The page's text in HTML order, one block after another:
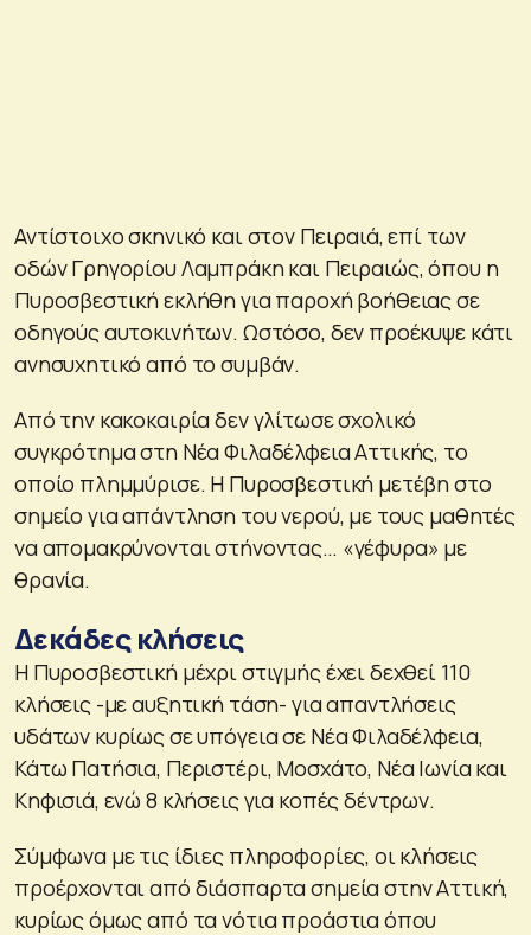
Αντίστοιχο σκηνικό και στον Πειραιά, επί των
οδών Γρηγορίου Λαμπράκη και Πειραιώς, όπου η
Πυροσβεστική εκλήθη για παροχή βοήθειας σε
οδηγούς αυτοκινήτων. Ωστόσο, δεν προέκυψε κάτι
ανησυχητικό από το συμβάν.
Από την κακοκαιρία δεν γλίτωσε σχολικό
συγκρότημα στη Νέα Φιλαδέλφεια Αττικής, το
οποίο πλημμύρισε. Η Πυροσβεστική μετέβη στο
σημείο για απάντληση του νερού, με τους μαθητές
να απομακρύνονται στήνοντας… «γέφυρα» με
θρανία.
Δεκάδες κλήσεις
Η Πυροσβεστική μέχρι στιγμής έχει δεχθεί 110
κλήσεις -με αυξητική τάση- για απαντλήσεις
υδάτων κυρίως σε υπόγεια σε Νέα Φιλαδέλφεια,
Κάτω Πατήσια, Περιστέρι, Μοσχάτο, Νέα Ιωνία και
Κηφισιά, ενώ 8 κλήσεις για κοπές δέντρων.
Σύμφωνα με τις ίδιες πληροφορίες, οι κλήσεις
προέρχονται από διάσπαρτα σημεία στην Αττική,
κυρίως όμως από τα νότια προάστια όπου